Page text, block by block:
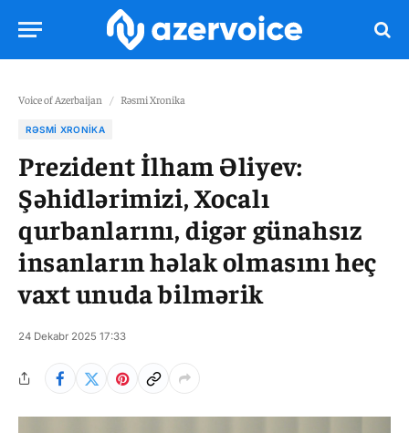
Voice of Azerbaijan / Rəsmi Xronika
RƏSMI XRONIKA
Prezident İlham Əliyev:
Şəhidlərimizi, Xocalı
qurbanlarını, digər günahsız
insanların həlak olmasını heç
vaxt unuda bilmərik
24 Dekabr 2025 17:33